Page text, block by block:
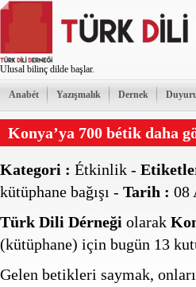
Ulusal bilinç dilde başlar.
Anabét Yazışmalık Dernek
Konya’ya 700 bétik daha
Kategori : Étkinlik -
kütüphane bağışı - Tarih : 08
Türk Dili Dérneği olarak
(kütüphane) için bugün 13
Gelen betikleri saymak,